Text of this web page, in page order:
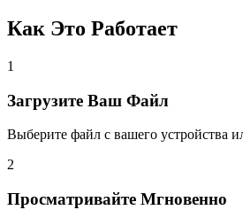
Как Это Работает
1
Загрузите Ваш Файл
Выберите файл с вашего устройства
2
Просматривайте Мгновенно